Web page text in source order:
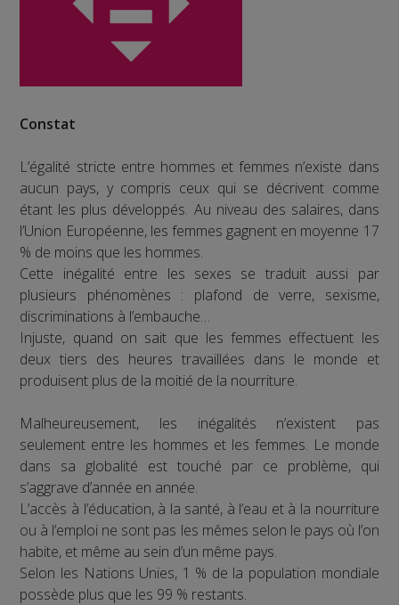
Constat
L’égalité stricte entre hommes et femmes n’existe dans
aucun pays, y compris ceux qui se décrivent comme
étant les plus développés. Au niveau des salaires, dans
l’Union Européenne, les femmes gagnent en moyenne 17
% de moins que les hommes.
Cette inégalité entre les sexes se traduit aussi par
plusieurs phénomènes : plafond de verre, sexisme,
discriminations à l’embauche…
Injuste, quand on sait que les femmes effectuent les
deux tiers des heures travaillées dans le monde et
produisent plus de la moitié de la nourriture.
Malheureusement, les inégalités n’existent pas
seulement entre les hommes et les femmes. Le monde
dans sa globalité est touché par ce problème, qui
s’aggrave d’année en année.
L’accès à l’éducation, à la santé, à l’eau et à la nourriture
ou à l’emploi ne sont pas les mêmes selon le pays où l’on
habite, et même au sein d’un même pays.
Selon les Nations Unies, 1 % de la population mondiale
possède plus que les 99 % restants.